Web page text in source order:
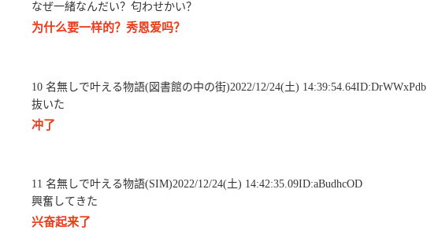
なぜ一緒なんだい？匂わせかい？
为什么要一样的？秀恩爱吗？
10 名無しで叶える物語(図書館の中の街)2022/12/24(土) 14:39:54.64ID:DrWWxPdb
抜いた
冲了
11 名無しで叶える物語(SIM)2022/12/24(土) 14:42:35.09ID:aBudhcOD
興奮してきた
兴奋起来了